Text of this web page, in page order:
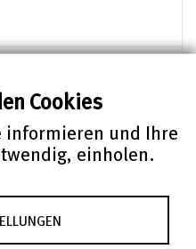
Cookies
informieren und Ihre
einholen.
von FIZ
der